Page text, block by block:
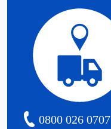
0800 026 0707